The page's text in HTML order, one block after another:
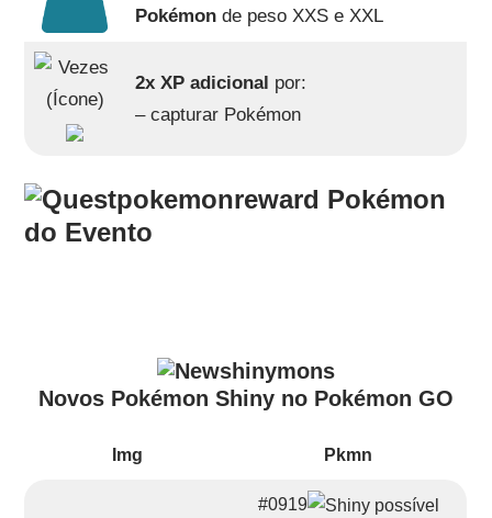
Pokémon de peso XXS e XXL
2x XP adicional por:
– capturar Pokémon
Pokémon
do Evento
Novos Pokémon Shiny no Pokémon GO
Img Pkmn
#0919